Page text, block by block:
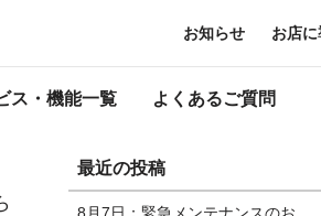
ス・機能一覧 よくあるご質問
お知らせ お店
最近の投稿